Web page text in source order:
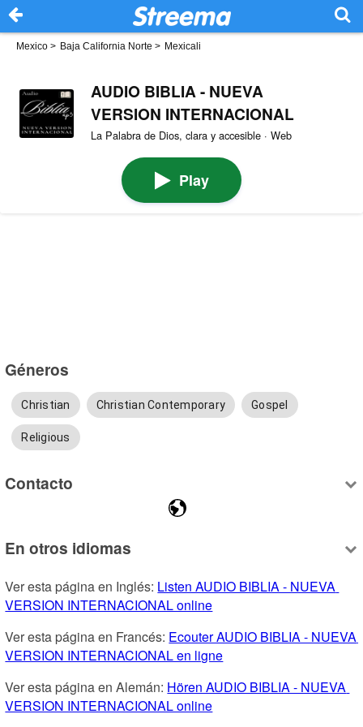
Mexico > Baja California Norte > Mexicali
AUDIO BIBLIA - NUEVA
VERSION INTERNACIONAL
La Palabra de Dios, clara y accesible · Web
Play
Géneros
Christian Christian Contemporary Gospel
Religious
Contacto
En otros idiomas
Ver esta página en Inglés: Listen AUDIO BIBLIA - NUEVA
VERSION INTERNACIONAL online
Ver esta página en Francés: Ecouter AUDIO BIBLIA - NUEVA
VERSION INTERNACIONAL en ligne
Ver esta página en Alemán: Hören AUDIO BIBLIA - NUEVA
VERSION INTERNACIONAL online